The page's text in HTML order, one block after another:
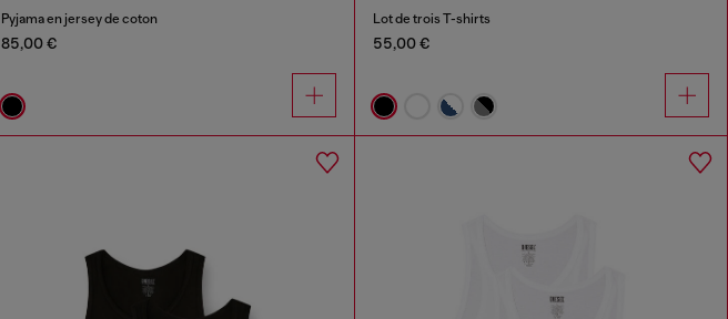
Pyjama en jersey de coton
85,00 €
Lot de trois T-shirts
55,00 €